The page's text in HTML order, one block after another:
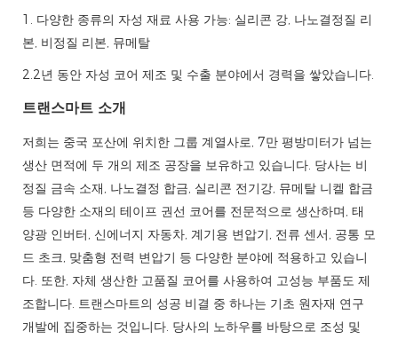
1. 다양한 종류의 자성 재료 사용 가능: 실리콘 강, 나노결정질 리
본, 비정질 리본, 뮤메탈
2.2년 동안 자성 코어 제조 및 수출 분야에서 경력을 쌓았습니다.
트랜스마트 소개
저희는 중국 포산에 위치한 그룹 계열사로, 7만 평방미터가 넘는
생산 면적에 두 개의 제조 공장을 보유하고 있습니다. 당사는 비
정질 금속 소재, 나노결정 합금, 실리콘 전기강, 뮤메탈 니켈 합금
등 다양한 소재의 테이프 권선 코어를 전문적으로 생산하며, 태
양광 인버터, 신에너지 자동차, 계기용 변압기, 전류 센서, 공통 모
드 초크, 맞춤형 전력 변압기 등 다양한 분야에 적용하고 있습니
다. 또한, 자체 생산한 고품질 코어를 사용하여 고성능 부품도 제
조합니다. 트랜스마트의 성공 비결 중 하나는 기초 원자재 연구
개발에 집중하는 것입니다. 당사의 노하우를 바탕으로 조성 및